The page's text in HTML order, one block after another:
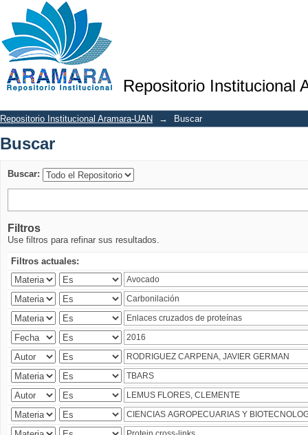
Repositorio Institucional
Buscar
Repositorio Institucional Aramara-UAN → Buscar
Buscar
Buscar:
Filtros
Use filtros para refinar sus resultados.
Filtros actuales: